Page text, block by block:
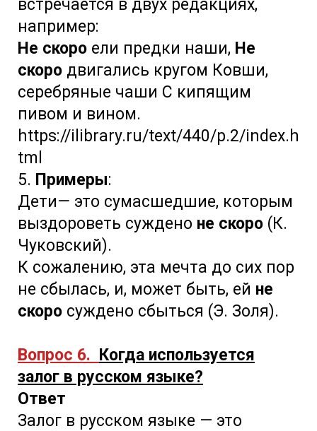
встречается в двух редакциях,
например:
Не скоро ели предки наши, Не
скоро двигались кругом Ковши,
серебряные чаши С кипящим
пивом и вином.
https://ilibrary.ru/text/440/p.2/index.h
tml
5. Примеры:
Дети— это сумасшедшие, которым
выздороветь суждено не скоро (К.
Чуковский).
К сожалению, эта мечта до сих пор
не сбылась, и, может быть, ей не
скоро суждено сбыться (Э. Золя).
Вопрос 6. Когда используется
залог в русском языке?
Ответ
Залог в русском языке — это